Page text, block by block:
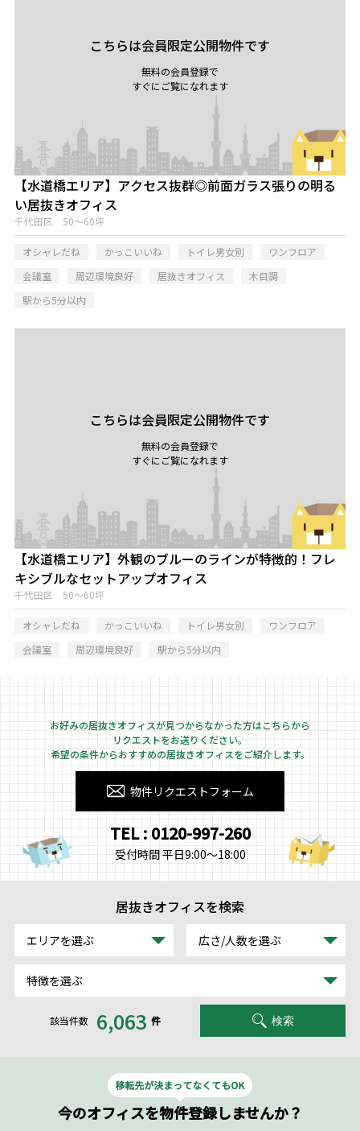
こちらは会員限定公開物件です
無料の会員登録で
すぐにご覧になれます
【水道橋エリア】アクセス抜群◎前面ガラス張りの明る
い居抜きオフィス
千代田区 50～60坪
オシャレだね かっこいいね トイレ男女別
ワンフロア
会議室
周辺環境良好 居抜きオフィス
木目調
駅から5分以内
こちらは会員限定公開物件です
無料の会員登録で
すぐにご覧になれます
【水道橋エリア】外観のブルーのラインが特徴的！フレ
キシブルなセットアップオフィス
千代田区 50～60坪
オシャレだね かっこいいね トイレ男女別
ワンフロア
会議室
周辺環境良好 駅から5分以内
お好みの居抜きオフィスが見つからなかった方はこちらから
リクエストをお送りください。
希望の条件からおすすめの居抜きオフィスをご紹介します。
物件リクエストフォーム
TEL : 0120-997-260
受付時間 平日9:00～18:00
居抜きオフィスを検索
エリアを選ぶ 広さ/人数を選ぶ
特徴を選ぶ
該当件数 6,063 件 検索
今のオフィスを物件登録しませんか？